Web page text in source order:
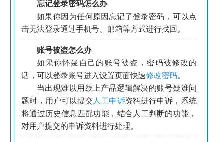
忘记登录密码怎么办
如果你因为任何原因忘记了登录密码，可以点
击无法登录通过手机号、邮箱等方式进行找回。
账号被盗怎么办
如果你怀疑自己的账号被盗，密码被修改的
话，可以登录账号进入设置页面快速修改密码。
当出现难以用线上产品逻辑解决的账号疑难问
题时，用户可以提交 人工申诉资料进行申诉，系统
将通过历史信息匹配功能，结合人工判断的功能，
对用户提交的申诉资料进行处理。